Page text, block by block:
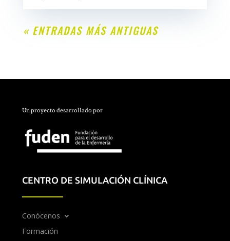
« ENTRADAS MÁS ANTIGUAS
Un proyecto desarrollado por
CENTRO DE SIMULACIÓN CLÍNICA
Conócenos
Formación